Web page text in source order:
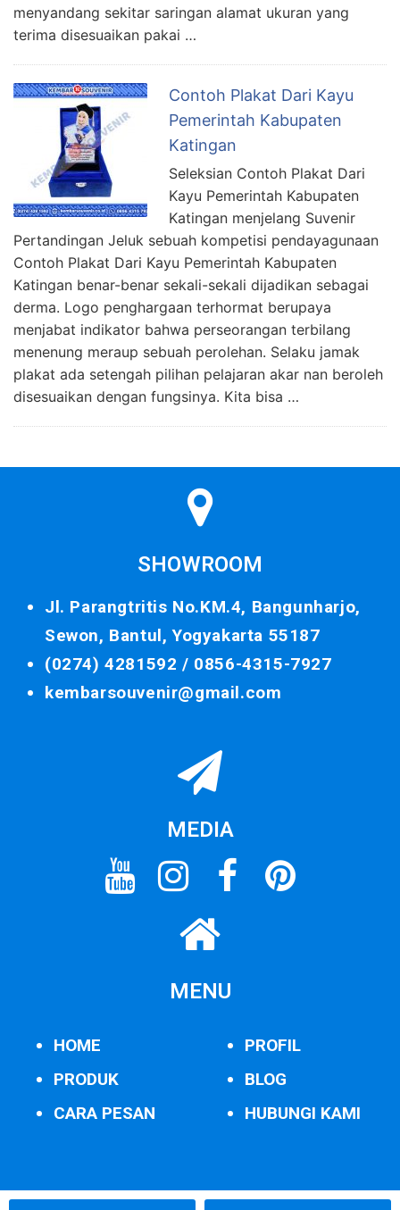
menyandang sekitar saringan alamat ukuran yang
terima disesuaikan pakai …
Contoh Plakat Dari Kayu
Pemerintah Kabupaten
Katingan
Seleksian Contoh Plakat Dari
Kayu Pemerintah Kabupaten
Katingan menjelang Suvenir
Pertandingan Jeluk sebuah kompetisi pendayagunaan
Contoh Plakat Dari Kayu Pemerintah Kabupaten
Katingan benar-benar sekali-sekali dijadikan sebagai
derma. Logo penghargaan terhormat berupaya
menjabat indikator bahwa perseorangan terbilang
menenung meraup sebuah perolehan. Selaku jamak
plakat ada setengah pilihan pelajaran akar nan beroleh
disesuaikan dengan fungsinya. Kita bisa …
SHOWROOM
Jl. Parangtritis No.KM.4, Bangunharjo,
Sewon, Bantul, Yogyakarta 55187
(0274) 4281592 / 0856-4315-7927
kembarsouvenir@gmail.com
MEDIA
MENU
HOME
PRODUK
CARA PESAN
PROFIL
BLOG
HUBUNGI KAMI